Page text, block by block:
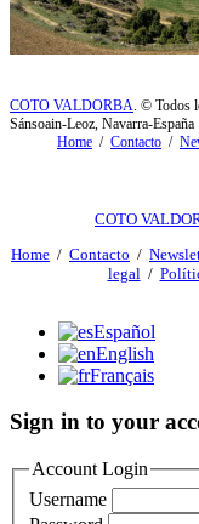
COTO VALDORBA . © Todos
Sánsoain-Leoz, Navarra-España
Home / Contacto /
COTO
Home / Contacto /
legal /
Español
English
Français
Sign in to your
Account Login
Username